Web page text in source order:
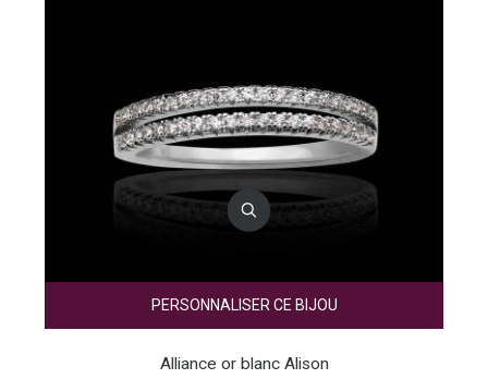
PERSONNALISER CE BIJOU
Alliance or blanc Alison